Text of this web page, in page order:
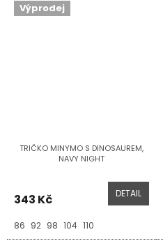
Výprodej
TRIČKO MINYMO S DINOSAUREM,
NAVY NIGHT
343 Kč DETAIL
86 92 98 104 110